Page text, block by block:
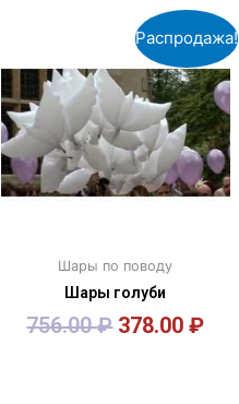
Распродажа!
Шары по поводу
Шары голуби
756.00₽ 378.00₽